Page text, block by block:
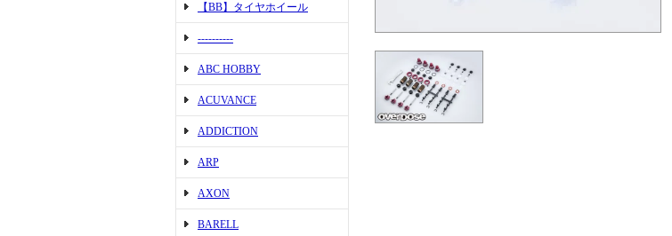
【BB】タイヤホイール
----------
ABC HOBBY
ACUVANCE
ADDICTION
ARP
AXON
BARELL